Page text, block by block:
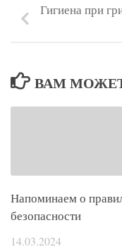
Гигиена при
ВАМ
Напоминаем о
безопасности
14.03.2024